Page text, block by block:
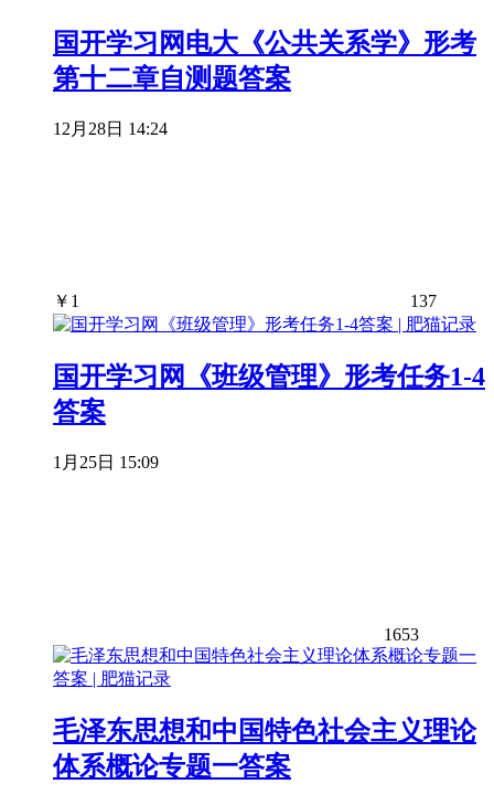
国开学习网电大《公共关系学》形考
第十二章自测题答案
12月28日 14:24
￥ 1 137
国开学习网《班级管理》形考任务1-4
答案
1月25日 15:09
1653
毛泽东思想和中国特色社会主义理论
体系概论专题一答案